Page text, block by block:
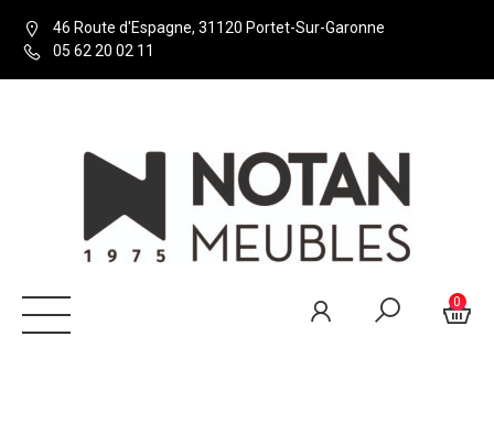
46 Route d'Espagne, 31120 Portet-Sur-Garonne
05 62 20 02 11
0